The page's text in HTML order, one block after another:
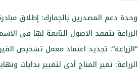
وحدة دعم المصدرين بالجمارك: إطلاق
الزراعة تتفقد الاصول التابعة لها فى
“الزراعة”: تجديد اعتماد معمل تشخيص
الزراعة: تغير المناخ أدى لتغيير بدايات